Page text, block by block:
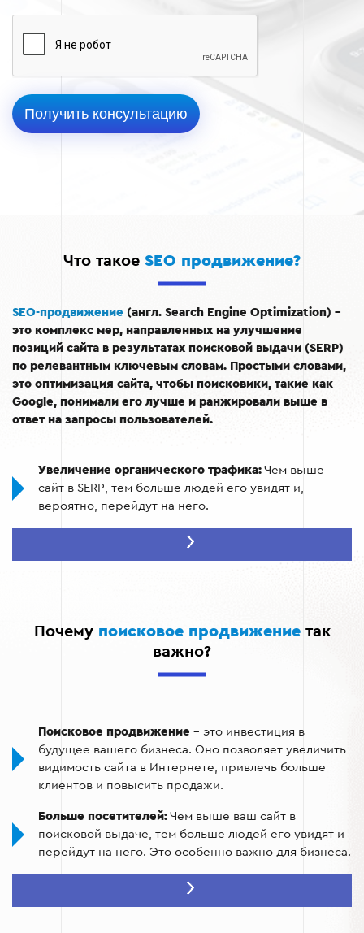
Что такое SEO продвижение?
SEO-продвижение (англ. Search Engine Optimization) –
это комплекс мер, направленных на улучшение
позиций сайта в результатах поисковой выдачи (SERP)
по релевантным ключевым словам. Простыми словами,
это оптимизация сайта, чтобы поисковики, такие как
Google, понимали его лучше и ранжировали выше в
ответ на запросы пользователей.
Увеличение органического трафика: Чем выше
сайт в SERP, тем больше людей его увидят и,
вероятно, перейдут на него.
Органический трафик, как
Рост продаж и лидов:Увеличение органического
трафика и конверсии может привести к росту
продаж и количеству лидов.
доверенным.
Почему поисковое продвижениетак
важно?
Поисковое продвижение – это инвестиция в
будущее вашего бизнеса. Оно позволяет увеличить
видимость сайта в Интернете, привлечь больше
клиентов и повысить продажи.
Больше посетителей: Чем выше ваш сайт в
поисковой выдаче, тем больше людей его увидят и
перейдут на него. Это особенно важно для бизнеса.
SEO позволяет привлечь именно